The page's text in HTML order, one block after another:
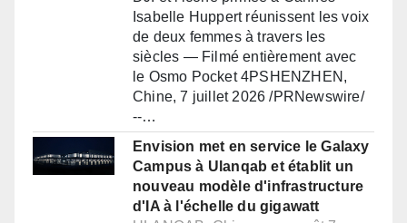
Isabelle Huppert réunissent les voix
de deux femmes à travers les
siècles — Filmé entièrement avec
le Osmo Pocket 4PSHENZHEN,
Chine, 7 juillet 2026 /PRNewswire/
--…
Envision met en service le Galaxy
Campus à Ulanqab et établit un
nouveau modèle d'infrastructure
d'IA à l'échelle du gigawatt